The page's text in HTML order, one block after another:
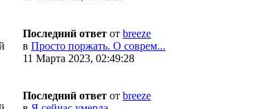
Последний ответ от breeze
в Просто поржать. О соврем...
11 Марта 2023, 02:49:28
Последний ответ от breeze